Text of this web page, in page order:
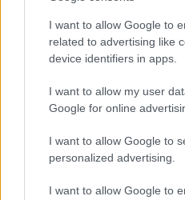
I want to allow Google to
related to advertising like
device identifiers in apps.
I want to allow my user
Google for online
I want to allow Google to
personalized advertising.
I want to allow Google to
Szuperhős Monte-